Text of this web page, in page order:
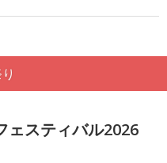
ェスティバル2026